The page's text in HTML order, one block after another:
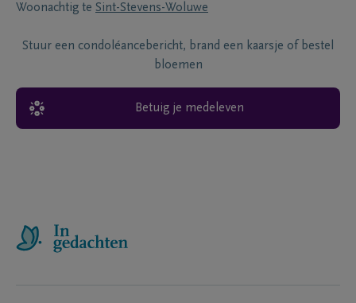
Woonachtig te Sint-Stevens-Woluwe
Stuur een condoléancebericht, brand een kaarsje of bestel
bloemen
Betuig je medeleven